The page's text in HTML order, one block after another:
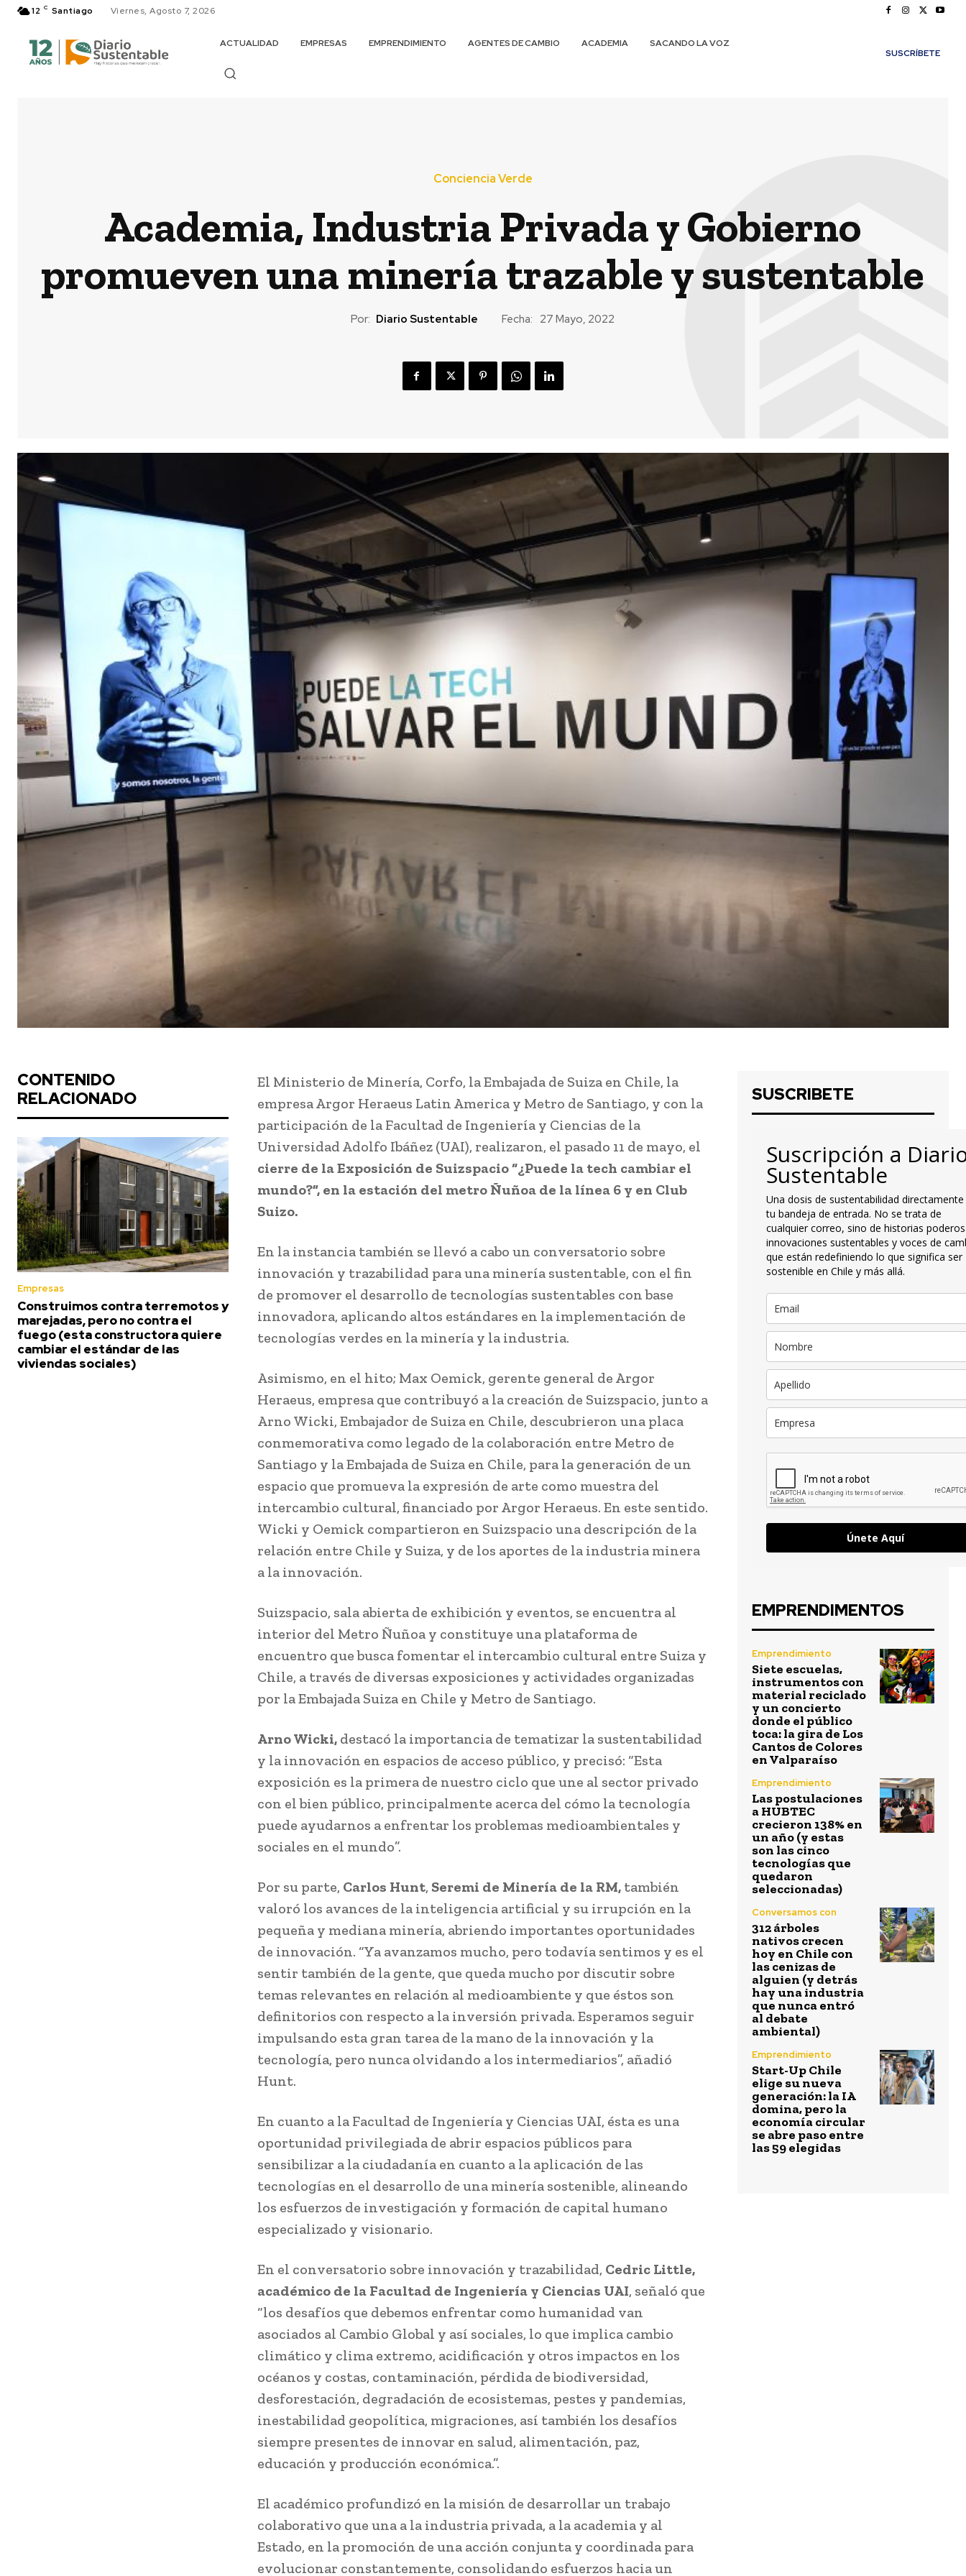
12 C Santiago Viernes, Agosto 7, 2026
ACTUALIDAD EMPRESAS EMPRENDIMIENTO AGENTES DE CAMBIO ACADEMIA
SACANDO LA VOZ
SUSCRÍBETE
Conciencia Verde
Academia, Industria Privada y Gobierno
promueven una minería trazable y sustentable
Por: Diario Sustentable Fecha: 27 Mayo, 2022
CONTENIDO
RELACIONADO
Empresas
Construimos contra terremotos y
marejadas, pero no contra el
fuego (esta constructora quiere
cambiar el estándar de las
viviendas sociales)
El Ministerio de Minería, Corfo, la Embajada de Suiza en Chile, la
empresa Argor Heraeus Latin America y Metro de Santiago, y con la
participación de la Facultad de Ingeniería y Ciencias de la
Universidad Adolfo Ibáñez (UAI), realizaron, el pasado 11 de mayo, el
cierre de la Exposición de Suizspacio “¿Puede la tech cambiar el
mundo?”, en la estación del metro Ñuñoa de la línea 6 y en Club
Suizo.
En la instancia también se llevó a cabo un conversatorio sobre
innovación y trazabilidad para una minería sustentable, con el fin
de promover el desarrollo de tecnologías sustentables con base
innovadora, aplicando altos estándares en la implementación de
tecnologías verdes en la minería y la industria.
Asimismo, en el hito; Max Oemick, gerente general de Argor
Heraeus, empresa que contribuyó a la creación de Suizspacio, junto a
Arno Wicki, Embajador de Suiza en Chile, descubrieron una placa
conmemorativa como legado de la colaboración entre Metro de
Santiago y la Embajada de Suiza en Chile, para la generación de un
espacio que promueva la expresión de arte como muestra del
intercambio cultural, financiado por Argor Heraeus. En este sentido.
Wicki y Oemick compartieron en Suizspacio una descripción de la
relación entre Chile y Suiza, y de los aportes de la industria minera
a la innovación.
Suizspacio, sala abierta de exhibición y eventos, se encuentra al
interior del Metro Ñuñoa y constituye una plataforma de
encuentro que busca fomentar el intercambio cultural entre Suiza y
Chile, a través de diversas exposiciones y actividades organizadas
por la Embajada Suiza en Chile y Metro de Santiago.
Arno Wicki, destacó la importancia de tematizar la sustentabilidad
y la innovación en espacios de acceso público, y precisó: “Esta
exposición es la primera de nuestro ciclo que une al sector privado
con el bien público, principalmente acerca del cómo la tecnología
puede ayudarnos a enfrentar los problemas medioambientales y
sociales en el mundo”.
Por su parte, Carlos Hunt, Seremi de Minería de la RM, también
valoró los avances de la inteligencia artificial y su irrupción en la
pequeña y mediana minería, abriendo importantes oportunidades
de innovación. “Ya avanzamos mucho, pero todavía sentimos y es el
sentir también de la gente, que queda mucho por discutir sobre
temas relevantes en relación al medioambiente y que éstos son
definitorios con respecto a la inversión privada. Esperamos seguir
impulsando esta gran tarea de la mano de la innovación y la
tecnología, pero nunca olvidando a los intermediarios”, añadió
Hunt.
En cuanto a la Facultad de Ingeniería y Ciencias UAI, ésta es una
oportunidad privilegiada de abrir espacios públicos para
sensibilizar a la ciudadanía en cuanto a la aplicación de las
tecnologías en el desarrollo de una minería sostenible, alineando
los esfuerzos de investigación y formación de capital humano
especializado y visionario.
En el conversatorio sobre innovación y trazabilidad, Cedric Little,
académico de la Facultad de Ingeniería y Ciencias UAI, señaló que
“los desafíos que debemos enfrentar como humanidad van
asociados al Cambio Global y así sociales, lo que implica cambio
climático y clima extremo, acidificación y otros impactos en los
océanos y costas, contaminación, pérdida de biodiversidad,
desforestación, degradación de ecosistemas, pestes y pandemias,
inestabilidad geopolítica, migraciones, así también los desafíos
siempre presentes de innovar en salud, alimentación, paz,
educación y producción económica.”.
El académico profundizó en la misión de desarrollar un trabajo
colaborativo que una a la industria privada, a la academia y al
Estado, en la promoción de una acción conjunta y coordinada para
evolucionar constantemente, consolidando esfuerzos hacia un
SUSCRIBETE
Suscripción a
Sustentable
Una dosis de sustentabilidad
tu bandeja de entrada. No se trata de
cualquier correo, sino de historias
innovaciones sustentables y voces de
que están redefiniendo lo que significa ser
sostenible en Chile y más allá.
Únete Aquí
EMPRENDIMENTOS
Emprendimiento
Siete escuelas,
instrumentos con
material reciclado
y un concierto
donde el público
toca: la gira de Los
Cantos de Colores
en Valparaíso
Emprendimiento
Las postulaciones
a HUBTEC
crecieron 138% en
un año (y estas
son las cinco
tecnologías que
quedaron
seleccionadas)
Conversamos con
312 árboles
nativos crecen
hoy en Chile con
las cenizas de
alguien (y detrás
hay una industria
que nunca entró
al debate
ambiental)
Emprendimiento
Start-Up Chile
elige su nueva
generación: la IA
domina, pero la
economía circular
se abre paso entre
las 59 elegidas